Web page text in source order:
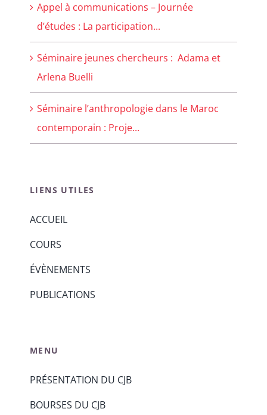
Appel à communications – Journée
d’études : La participation...
Séminaire jeunes chercheurs : Adama et
Arlena Buelli
Séminaire l’anthropologie dans le Maroc
contemporain : Proje...
LIENS UTILES
ACCUEIL
COURS
ÉVÈNEMENTS
PUBLICATIONS
MENU
PRÉSENTATION DU CJB
BOURSES DU CJB